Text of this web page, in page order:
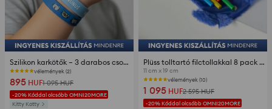
Szilikon karkötők – 3 darabos csomag Kitty Kotty
vélemények (2)
895 HUF1 095 HUF
-20% Kóddal olcsóbb OMNI20MORE
Kitty Kotty
Plüss tolltartó filctollakkal 8 pack Stitch
11 cm x 19 cm
vélemények (10)
1 095 HUF2 595 HUF
-20% Kóddal olcsóbb OMNI20MORE